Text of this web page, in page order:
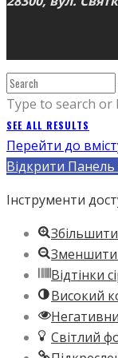
Type to search or
SEE ALL RESULTS
Перейти до
Відкрити Панель
Інструменти
Зменшити
Відтінки
Високий
Світлий